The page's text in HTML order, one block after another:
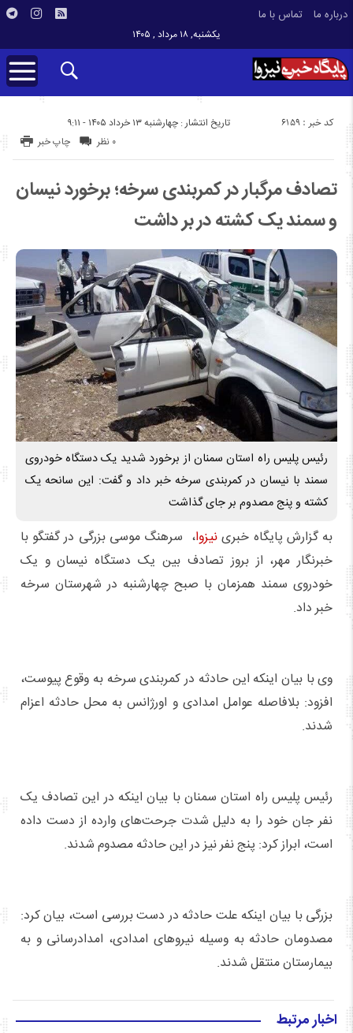
درباره ما تماس با ما
یکشنبه, ۱۸ مرداد , ۱۴۰۵
تاریخ انتشار : چهارشنبه ۱۳ خرداد ۱۴۰۵ - ۹:۱۱ کد خبر : 6159
چاپ خبر ۰ نظر
تصادف مرگبار در کمربندی سرخه؛ برخورد نیسان
و سمند یک کشته در بر داشت
رئیس پلیس راه استان سمنان از برخورد شدید یک دستگاه خودروی
سمند با نیسان در کمربندی سرخه خبر داد و گفت: این سانحه یک
کشته و پنج مصدوم بر جای گذاشت
به گزارش پایگاه خبرینیزوا، سرهنگ موسی بزرگی در گفتگو با
خبرنگار مهر، از بروز تصادف بین یک دستگاه نیسان و یک
خودروی سمند همزمان با صبح چهارشنبه در شهرستان سرخه
خبر داد.
وی با بیان اینکه این حادثه در کمربندی سرخه به وقوع پیوست،
افزود: بلافاصله عوامل امدادی و اورژانس به محل حادثه اعزام
شدند.
رئیس پلیس راه استان سمنان با بیان اینکه در این تصادف یک
نفر جان خود را به دلیل شدت جرحت‌های وارده از دست داده
است، ابراز کرد: پنج نفر نیز در این حادثه مصدوم شدند.
بزرگی با بیان اینکه علت حادثه در دست بررسی است، بیان کرد:
مصدومان حادثه به وسیله نیروهای امدادی، امدادرسانی و به
بیمارستان منتقل شدند.
اخبار مرتبط